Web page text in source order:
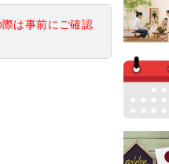
は事前にご確認